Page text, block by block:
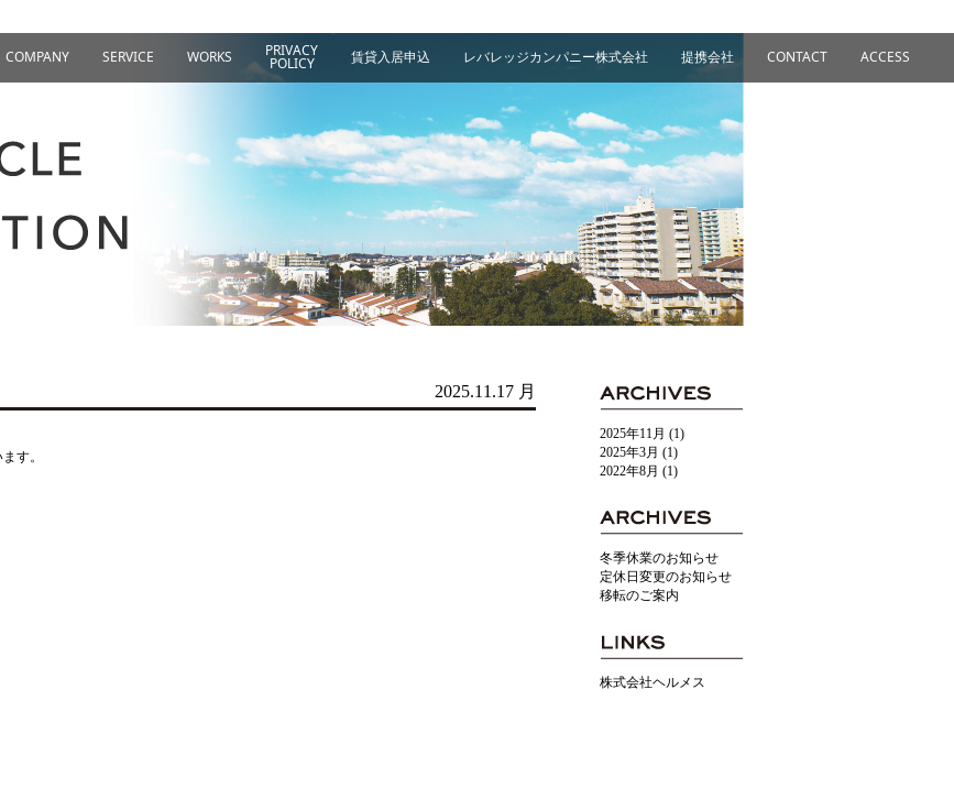
COMPANY SERVICE WORKS PRIVACY
POLICY 賃貸入居申込 レバレッジカンパニー株式会社 提携会社 CONTACT ACCESS
2025.11.17 月
す。
2025年11月 (1)
2025年3月 (1)
2022年8月 (1)
冬季休業のお知らせ
定休日変更のお知らせ
移転のご案内
株式会社ヘルメス